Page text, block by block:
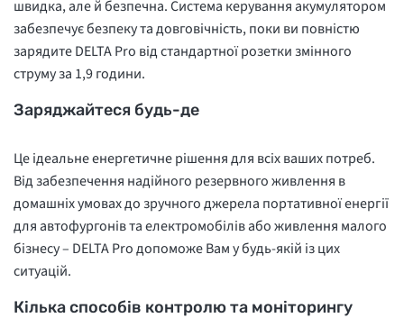
швидка, але й безпечна. Система керування акумулятором
забезпечує безпеку та довговічність, поки ви повністю
зарядите DELTA Pro від стандартної розетки змінного
струму за 1,9 години.
Заряджайтеся будь-де
Це ідеальне енергетичне рішення для всіх ваших потреб.
Від забезпечення надійного резервного живлення в
домашніх умовах до зручного джерела портативної енергії
для автофургонів та електромобілів або живлення малого
бізнесу – DELTA Pro допоможе Вам у будь-якій із цих
ситуацій.
Кілька способів контролю та моніторингу